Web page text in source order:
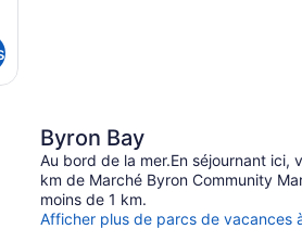
Byron Bay
Au bord de la mer.En séjournant ici,
km de Marché Byron Community
moins de 1 km.
Afficher plus de parcs de vacances